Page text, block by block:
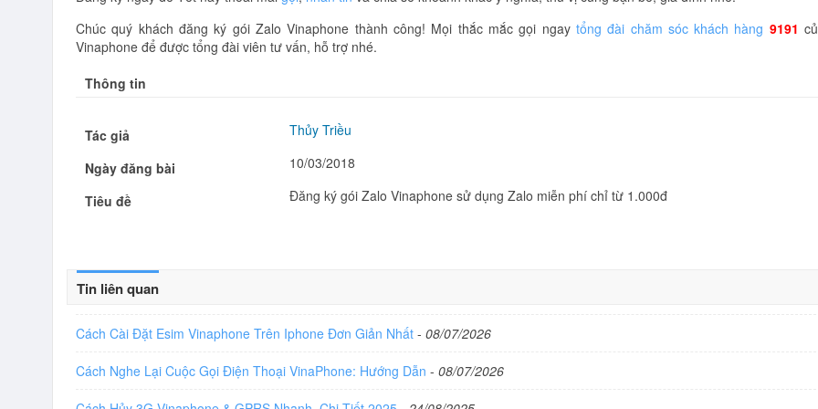
Chúc quý khách đăng ký gói Zalo Vinaphone thành công! Mọi thắc mắc gọi ngay tổng đài chăm sóc khách hàng 9191
Vinaphone để được tổng đài viên tư vấn, hỗ trợ nhé.
Thông tin
Tác giả Thủy Triều
Ngày đăng bài 10/03/2018
Tiêu đề Đăng ký gói Zalo Vinaphone sử dụng Zalo miễn phí chỉ từ 1.000đ
Tin liên quan
Cách Cài Đặt Esim Vinaphone Trên Iphone Đơn Giản Nhất - 08/07/2026
Cách Nghe Lại Cuộc Gọi Điện Thoại VinaPhone: Hướng Dẫn - 08/07/2026